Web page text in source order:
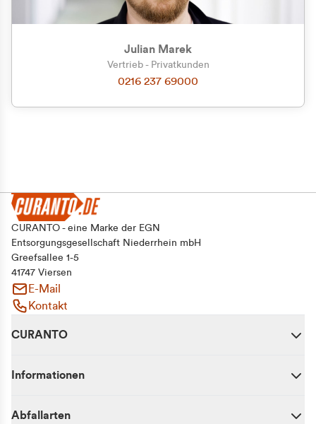
Julian Marek
Vertrieb - Privatkunden
0216 237 69000
CURANTO - eine Marke der EGN
Entsorgungsgesellschaft Niederrhein mbH
Greefsallee 1-5
41747 Viersen
E-Mail
Kontakt
CURANTO
Informationen
Abfallarten